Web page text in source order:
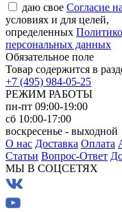
даю свое Согласие
условиях и для целей,
определенных
персональных данных
Обязательное поле
Товар содержится в
+7 (495) 984-05-25
РЕЖИМ РАБОТЫ
пн-пт 09:00-19:00
сб 10:00-17:00
воскресенье - выходной
О нас Доставка Оплата
Статьи Вопрос-Ответ
МЫ В СОЦСЕТЯХ